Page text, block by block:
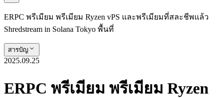
ERPC พรีเมียม พรีเมียม Ryzen vPS และพรีเมียมที่สละชีพแล้ว
Shredstream in Solana Tokyo พื้นที่
สารบัญ
2025.09.25
ERPC พรีเมียม พรีเมียม Ryzen